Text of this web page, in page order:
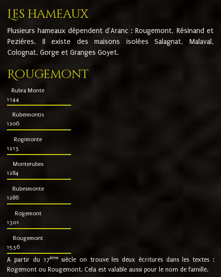
Les hameaux
Plusieurs hameaux dépendent d'Aranc : Rougemont, Résinand et
Pezières. Il existe des maisons isolées Salagnat, Malaval,
Colognat, Gorge et Granges Goyet.
Rougemont
Rubra Monte
1144
Rubeimontis
1206
Rogimonte
1213
Monterubes
1284
Rubesmonte
1286
Rogemont
1301
Rougemont
1536
A partir du 17ème siècle on trouve les deux écritures dans les textes :
Rogemont ou Rougemont. Cela est valable aussi pour le nom de famille.